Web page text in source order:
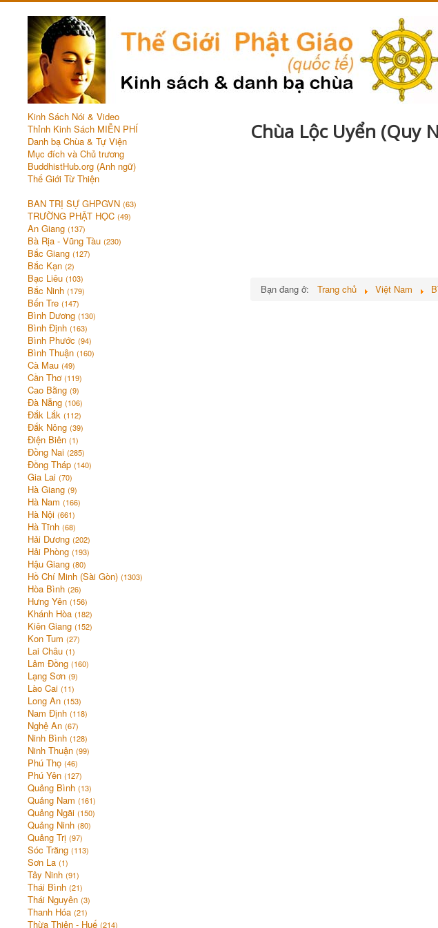
Kinh Sách Nói & Video
Thỉnh Kinh Sách MIỄN PHÍ
Danh bạ Chùa & Tự Viện
Mục đích và Chủ trương
BuddhistHub.org (Anh ngữ)
Thế Giới Từ Thiện
BAN TRỊ SỰ GHPGVN (63)
TRƯỜNG PHẬT HỌC (49)
An Giang (137)
Bà Rịa - Vũng Tàu (230)
Bắc Giang (127)
Bắc Kạn (2)
Bạc Liêu (103)
Bắc Ninh (179)
Bến Tre (147)
Bình Dương (130)
Bình Định (163)
Bình Phước (94)
Bình Thuận (160)
Cà Mau (49)
Cần Thơ(119)
Cao Bằng (9)
Đà Nẵng (106)
Đắk Lắk (112)
Đắk Nông (39)
Điện Biên (1)
Đồng Nai (285)
Đồng Tháp (140)
Gia Lai (70)
Hà Giang (9)
Hà Nam (166)
Hà Nội (661)
Hà Tĩnh (68)
Hải Dương (202)
Hải Phòng (193)
Hậu Giang (80)
Hồ Chí Minh (Sài Gòn) (1303)
Hòa Bình (26)
Hưng Yên (156)
Khánh Hòa (182)
Kiên Giang (152)
Kon Tum (27)
Lai Châu (1)
Lâm Đồng (160)
Lạng Sơn (9)
Lào Cai (11)
Long An (153)
Nam Định (118)
Nghệ An (67)
Ninh Bình (128)
Ninh Thuận (99)
Phú Thọ (46)
Phú Yên (127)
Quảng Bình (13)
Quảng Nam (161)
Quảng Ngãi (150)
Quảng Ninh (80)
Quảng Trị (97)
Sóc Trăng (113)
Sơn La (1)
Tây Ninh (91)
Thái Bình (21)
Thái Nguyên (3)
Thanh Hóa (21)
Thừa Thiên - Huế (214)
Chùa Lộc Uyển (Quy
Bạn đang ở: Trang chủ Việt Nam